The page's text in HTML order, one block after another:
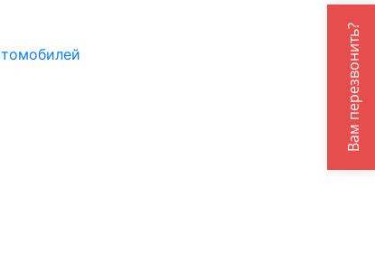
Вам перезвонить?